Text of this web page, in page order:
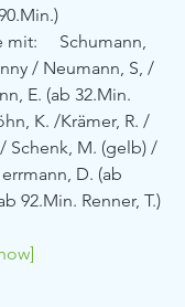
Schumann,
/ Neumann, S, /
E. (ab 32.Min.
K. /Krämer, R. /
Schenk, M. (gelb) /
D. (ab
92.Min. Renner, T.)